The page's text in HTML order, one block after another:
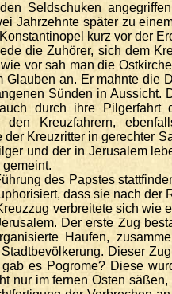
Seldschuken
Jahrzehnte später zu
kurz vor der
die Zuhörer, sich dem
vor sah man die
Glauben an. Er mahnte die
Sünden in
durch ihre
den Kreuzfahrern,
Kreuzritter in gerechter
und der in Jerusalem
des Papstes
dass sie nach der
verbreitete sich
Der erste Zug
Haufen,
Dieser
es Pogrome? Diese
nur im fernen Osten